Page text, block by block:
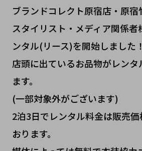
ブランドコレクト原宿店・原宿
スタイリスト・メディア関係
ンタル(リース)を開始しました！
店頭に出ているお品物がレンタ
ます。
(一部対象外がございます)
2泊3日でレンタル料金は販売
おります。